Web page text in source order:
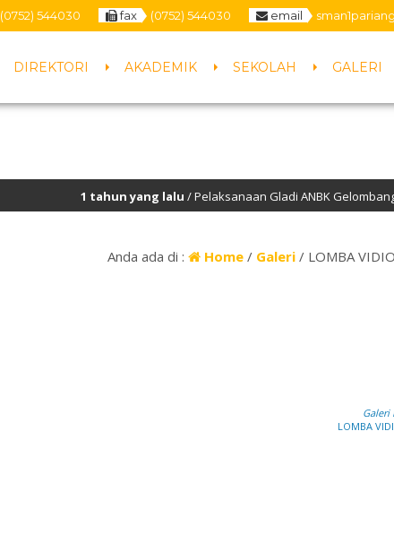
(0752) 544030 fax (0752) 544030 email
DIREKTORI AKADEMIK SEKOLAH GALERI
1 tahun yang lalu/ Pelaksanaan Gladi ANBK Gelombang Ke-
Anda ada di : Home / Galeri / LOMBA
Galeri
LOMBA